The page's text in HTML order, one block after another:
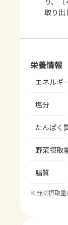
取り出
栄養情報
エネルギ
塩分
たんぱく
野菜摂取
脂質
※野菜摂取